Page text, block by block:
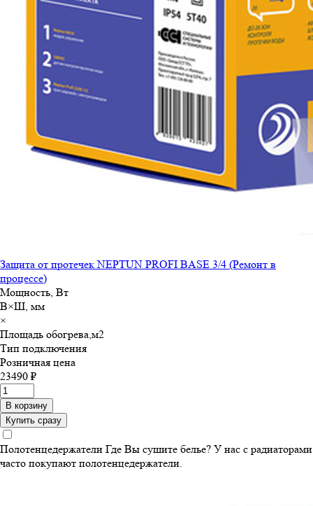
Защита от протечек NEPTUN PROFI BASE 3/4 (Ремонт в
процессе)
Мощность, Вт
В×Ш, мм
×
Площадь обогрева,м2
Тип подключения
Розничная цена
23490 ₽
В корзину
Купить сразу
Полотенцедержатели Где Вы сушите белье? У нас с радиаторами
часто покупают полотенцедержатели.